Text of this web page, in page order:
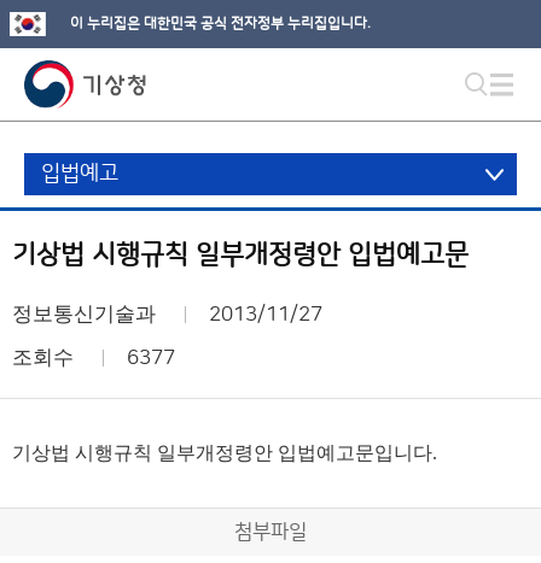
이 누리집은 대한민국 공식 전자정부 누리집입니다.
입법예고
기상법 시행규칙 일부개정령안 입법예고문
정보통신기술과 2013/11/27
조회수 6377
기상법 시행규칙 일부개정령안 입법예고문입니다.
첨부파일